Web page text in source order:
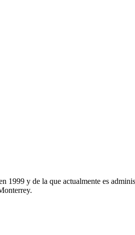
y de la que actualmente es